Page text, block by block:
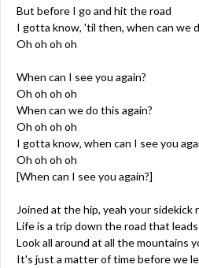
But before I go and hit the road
I gotta know, 'til then, when can we
Oh oh oh oh
When can I see you again?
Oh oh oh oh
When can we do this again?
Oh oh oh oh
I gotta know, when can I see you
Oh oh oh oh
[When can I see you again?]
Joined at the hip, yeah your sidekick
Life is a trip down the road that
Look all around at all the mountains
It's just a matter of time before we